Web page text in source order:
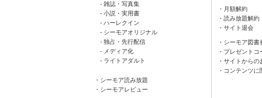
雑誌・写真集
小説・実用書
ハーレクイン
シーモアオリジナル
独占・先行配信
メディア化
ライトアダルト
シーモア読み放題
シーモアレビュー
月額解約
読み放題解約
サイト退会
シーモア図書
プレゼントコ
サイトからの
コンテンツに